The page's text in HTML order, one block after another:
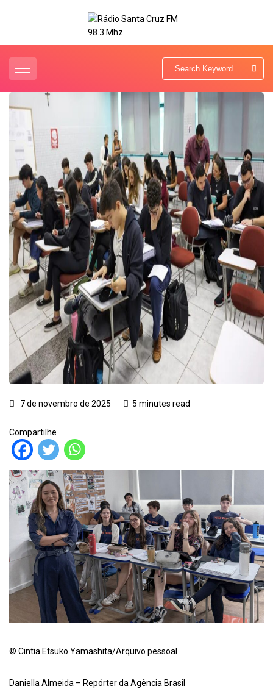
7 de novembro de 2025 5 minutes read
Compartilhe
© Cintia Etsuko Yamashita/Arquivo pessoal
Daniella Almeida – Repórter da Agência Brasil